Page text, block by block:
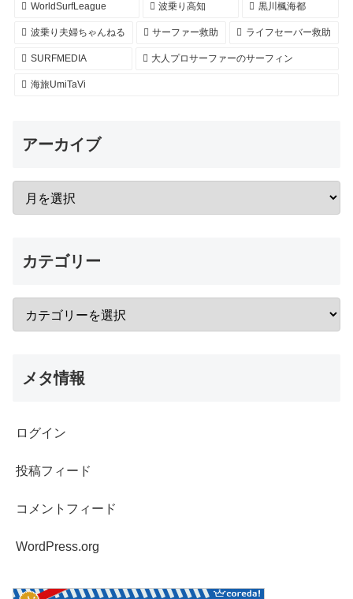
WorldSurfLeague 波乗り高知 黒川楓海都
波乗り夫婦ちゃんねる サーファー救助 ライフセーバー救助
SURFMEDIA 大人プロサーファーのサーフィン
海旅UmiTaVi
アーカイブ
カテゴリー
メタ情報
ログイン
投稿フィード
コメントフィード
WordPress.org